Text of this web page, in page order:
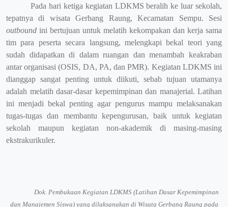
Pada hari ketiga kegiatan LDKMS beralih ke luar sekolah,
tepatnya di wisata Gerbang Raung, Kecamatan Sempu. Sesi
outbound ini bertujuan untuk melatih kekompakan dan kerja sama
tim para peserta secara langsung, melengkapi bekal teori yang
sudah didapatkan di dalam ruangan dan menambah keakraban
antar organisasi (OSIS, DA, PA, dan PMR). Kegiatan LDKMS ini
dianggap sangat penting untuk diikuti, sebab tujuan utamanya
adalah melatih dasar-dasar kepemimpinan dan manajerial. Latihan
ini menjadi bekal penting agar pengurus mampu melaksanakan
tugas-tugas dan membantu kepengurusan, baik untuk kegiatan
sekolah maupun kegiatan non-akademik di masing-masing
ekstrakurikuler.
Dok. Pembukaan Kegiatan LDKMS (Latihan Dasar Kepemimpinan
dan Manajemen Siswa) yang dilaksanakan di Wisata Gerbang Raung pada